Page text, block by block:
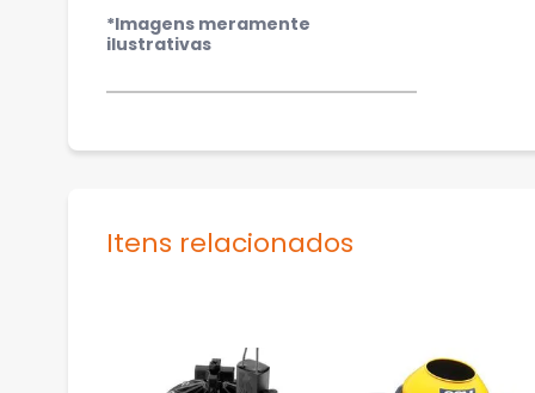
*Imagens meramente
ilustrativas
Itens relacionados